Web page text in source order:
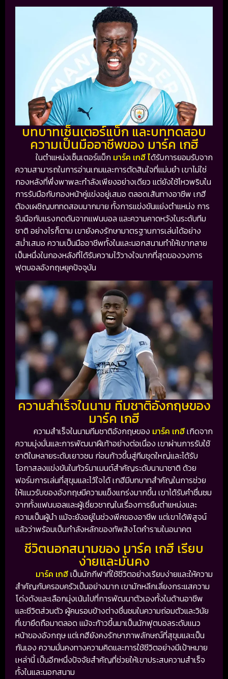
บทบาทเซ็นเตอร์แบ็ก และบททดสอบ
ความเป็นมืออาชีพของ มาร์ค เกฮี
ในตำแหน่งเซ็นเตอร์แบ็ก มาร์ค เกฮี ได้รับการยอมรับจาก
ความสามารถในการอ่านเกมและการตัดสินใจที่แม่นยำ เขาไม่ใช่
กองหลังที่พึ่งพาพละกำลังเพียงอย่างเดียว แต่ยังใช้ไหวพริบใน
การรับมือกับกองหน้าคู่แข่งอยู่เสมอ ตลอดเส้นทางอาชีพ เกฮี
ต้องเผชิญบททดสอบมากมาย ทั้งการแข่งขันแย่งตำแหน่ง การ
รับมือกับแรงกดดันจากแฟนบอล และความคาดหวังในระดับทีม
ชาติ อย่างไรก็ตาม เขายังคงรักษามาตรฐานการเล่นได้อย่าง
สม่ำเสมอ ความเป็นมืออาชีพทั้งในและนอกสนามทำให้เขากลาย
เป็นหนึ่งในกองหลังที่ได้รับความไว้วางใจมากที่สุดของวงการ
ฟุตบอลอังกฤษยุคปัจจุบัน
ความสำเร็จในนาม ทีมชาติอังกฤษของ
มาร์ค เกฮี
ความสำเร็จในนามทีมชาติอังกฤษของ มาร์ค เกฮีเกิดจาก
ความมุ่งมั่นและการพัฒนาฝีเท้าอย่างต่อเนื่อง เขาผ่านการรับใช้
ชาติในหลายระดับเยาวชน ก่อนก้าวขึ้นสู่ทีมชุดใหญ่และได้รับ
โอกาสลงแข่งขันในทัวร์นาเมนต์สำคัญระดับนานาชาติ ด้วย
ฟอร์มการเล่นที่สุขุมและไว้ใจได้ เกฮีมีบทบาทสำคัญในการช่วย
ให้แนวรับของอังกฤษมีความแข็งแกร่งมากขึ้น เขาได้รับคำชื่นชม
จากทั้งแฟนบอลและผู้เชี่ยวชาญในเรื่องการยืนตำแหน่งและ
ความเป็นผู้นำ แม้จะยังอยู่ในช่วงพีคของอาชีพ แต่เขาได้พิสูจน์
แล้วว่าพร้อมเป็นกำลังหลักของทัพสิงโตคำรามในอนาคต
ชีวิตนอกสนามของ มาร์ค เกฮี เรียบ
ง่ายและมั่นคง
มาร์ค เกฮีเป็นนักกีฬาที่ใช้ชีวิตอย่างเรียบง่ายและให้ความ
สำคัญกับครอบครัวเป็นอย่างมาก เขามักหลีกเลี่ยงกระแสความ
โด่งดังและเลือกมุ่งเน้นไปที่การพัฒนาตัวเองทั้งในด้านอาชีพ
และชีวิตส่วนตัว ผู้คนรอบข้างต่างชื่นชมในความถ่อมตัวและวินัย
ที่เขายึดถือมาตลอด แม้จะก้าวขึ้นมาเป็นนักฟุตบอลระดับแนว
หน้าของอังกฤษ แต่เกฮียังคงรักษาภาพลักษณ์ที่สุขุมและเป็น
กันเอง ความมั่นคงทางความคิดและการใช้ชีวิตอย่างมีเป้าหมาย
เหล่านี้ เป็นอีกหนึ่งปัจจัยสำคัญที่ช่วยให้เขาประสบความสำเร็จ
ทั้งในและนอกสนาม